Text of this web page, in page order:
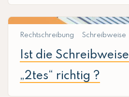
Rechtschreibung Schreibweise
Ist die Schreibweise
„2tes“ richtig ?